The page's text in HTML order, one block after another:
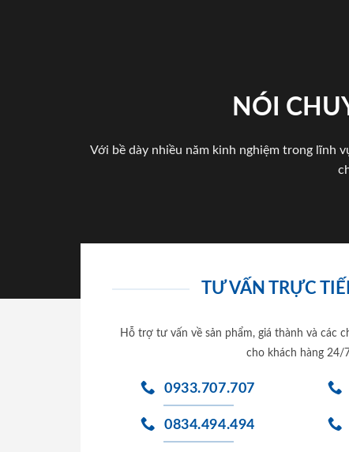
NÓI
Với bề dày nhiều năm kinh nghiệm trong lĩnh
TƯ VẤN TRỰC
Hỗ trợ tư vấn về sản phẩm, giá thành và các
cho khách hàng 24/
0933.707.707
0834.494.494